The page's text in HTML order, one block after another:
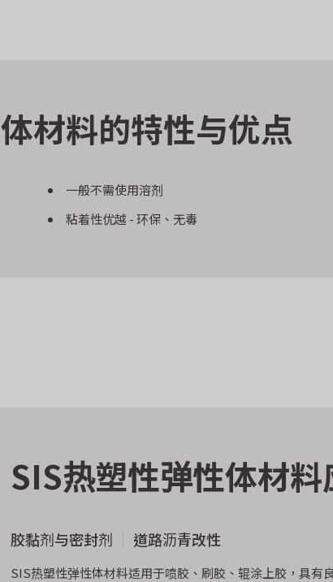
材料的特性与优点
一般不需使用溶剂
粘着性优越 - 环保、无毒
SIS热塑性弹性体材
胶黏剂与密封剂 道路沥青改性
SIS热塑性弹性体材料适用于喷胶、刷胶、辊涂上胶，具有